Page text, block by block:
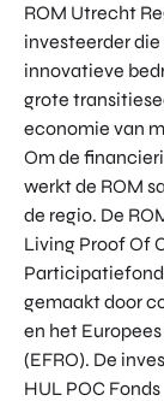
ROM Utrecht
investeerder
innovatieve
grote
economie van
Om de
werkt de ROM
de regio. De
Living Proof Of
gemaakt door
en het
(EFRO). De
HUL POC Fonds